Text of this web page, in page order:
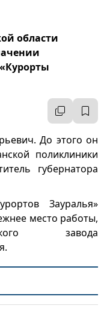
области
До этого он
поликлиники
губернатора
Зауралья»
место работы,
завода